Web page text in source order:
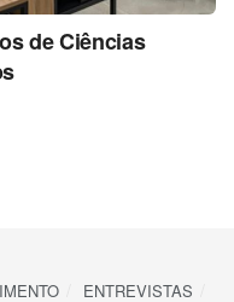
de Ciências
ENTREVISTAS